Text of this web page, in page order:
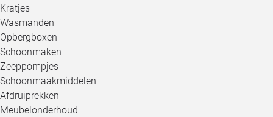
Kratjes
Wasmanden
Opbergboxen
Schoonmaken
Zeeppompjes
Schoonmaakmiddelen
Afdruiprekken
Meubelonderhoud